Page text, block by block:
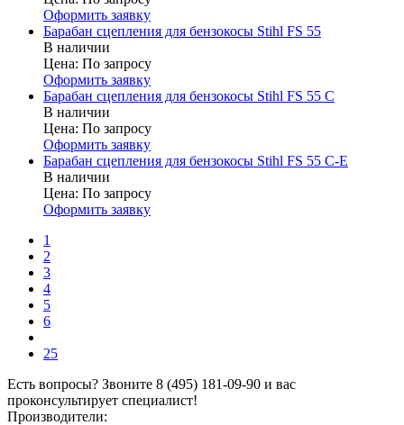
Оформить заявку
Барабан сцепления для бензокосы Stihl FS 55
В наличии
Цена: По запросу
Оформить заявку
Барабан сцепления для бензокосы Stihl FS 55 C
В наличии
Цена: По запросу
Оформить заявку
Барабан сцепления для бензокосы Stihl FS 55 C-E
В наличии
Цена: По запросу
Оформить заявку
1
2
3
4
5
6
25
Есть вопросы? Звоните 8 (495) 181-09-90 и вас
проконсультирует специалист!
Производители: